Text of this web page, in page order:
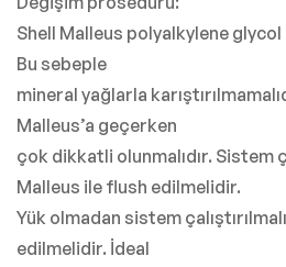
Shell Malleus polyalkylene glycol
Bu sebeple
mineral yağlarla
Malleus’a geçerken
çok dikkatli olunmalıdır. Sistem
Malleus ile flush edilmelidir.
Yük olmadan sistem
edilmelidir. İdeal